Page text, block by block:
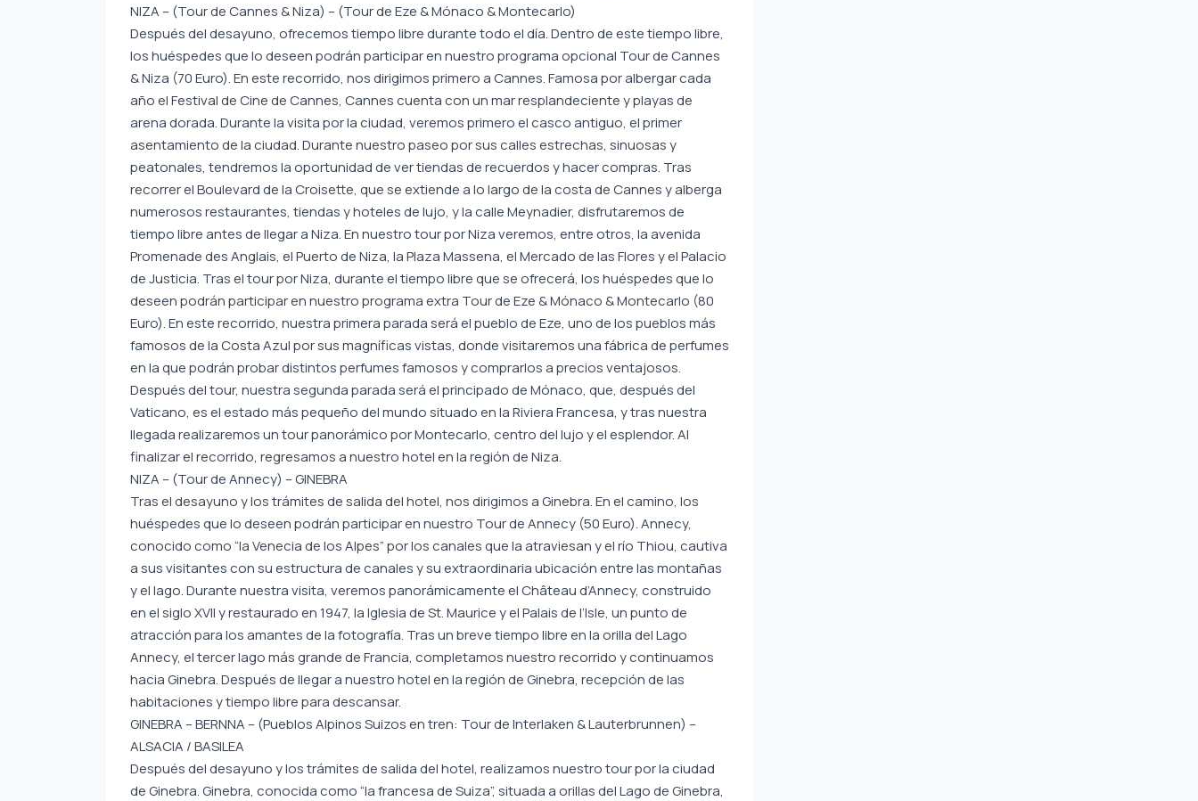
NIZA – (Tour de Cannes & Niza) – (Tour de Eze & Mónaco & Montecarlo)
Después del desayuno, ofrecemos tiempo libre durante todo el día. Dentro de este tiempo libre,
los huéspedes que lo deseen podrán participar en nuestro programa opcional Tour de Cannes
& Niza (70 Euro). En este recorrido, nos dirigimos primero a Cannes. Famosa por albergar cada
año el Festival de Cine de Cannes, Cannes cuenta con un mar resplandeciente y playas de
arena dorada. Durante la visita por la ciudad, veremos primero el casco antiguo, el primer
asentamiento de la ciudad. Durante nuestro paseo por sus calles estrechas, sinuosas y
peatonales, tendremos la oportunidad de ver tiendas de recuerdos y hacer compras. Tras
recorrer el Boulevard de la Croisette, que se extiende a lo largo de la costa de Cannes y alberga
numerosos restaurantes, tiendas y hoteles de lujo, y la calle Meynadier, disfrutaremos de
tiempo libre antes de llegar a Niza. En nuestro tour por Niza veremos, entre otros, la avenida
Promenade des Anglais, el Puerto de Niza, la Plaza Massena, el Mercado de las Flores y el Palacio
de Justicia. Tras el tour por Niza, durante el tiempo libre que se ofrecerá, los huéspedes que lo
deseen podrán participar en nuestro programa extra Tour de Eze & Mónaco & Montecarlo (80
Euro). En este recorrido, nuestra primera parada será el pueblo de Eze, uno de los pueblos más
famosos de la Costa Azul por sus magníficas vistas, donde visitaremos una fábrica de perfumes
en la que podrán probar distintos perfumes famosos y comprarlos a precios ventajosos.
Después del tour, nuestra segunda parada será el principado de Mónaco, que, después del
Vaticano, es el estado más pequeño del mundo situado en la Riviera Francesa, y tras nuestra
llegada realizaremos un tour panorámico por Montecarlo, centro del lujo y el esplendor. Al
finalizar el recorrido, regresamos a nuestro hotel en la región de Niza.
NIZA – (Tour de Annecy) – GINEBRA
Tras el desayuno y los trámites de salida del hotel, nos dirigimos a Ginebra. En el camino, los
huéspedes que lo deseen podrán participar en nuestro Tour de Annecy (50 Euro). Annecy,
conocido como “la Venecia de los Alpes” por los canales que la atraviesan y el río Thiou, cautiva
a sus visitantes con su estructura de canales y su extraordinaria ubicación entre las montañas
y el lago. Durante nuestra visita, veremos panorámicamente el Château d’Annecy, construido
en el siglo XVII y restaurado en 1947, la Iglesia de St. Maurice y el Palais de l’Isle, un punto de
atracción para los amantes de la fotografía. Tras un breve tiempo libre en la orilla del Lago
Annecy, el tercer lago más grande de Francia, completamos nuestro recorrido y continuamos
hacia Ginebra. Después de llegar a nuestro hotel en la región de Ginebra, recepción de las
habitaciones y tiempo libre para descansar.
GINEBRA – BERNNA – (Pueblos Alpinos Suizos en tren: Tour de Interlaken & Lauterbrunnen) –
ALSACIA / BASILEA
Después del desayuno y los trámites de salida del hotel, realizamos nuestro tour por la ciudad
de Ginebra. Ginebra, conocida como “la francesa de Suiza”, situada a orillas del Lago de Ginebra,